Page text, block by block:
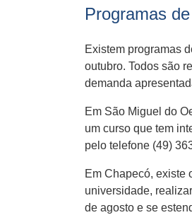
Programas
Existem programas
outubro. Todos são
demanda
Em São Miguel do
um curso que tem
pelo telefone (49)
Em Chapecó, existe
universidade,
de agosto e se